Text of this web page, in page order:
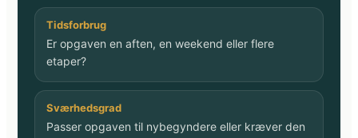
Tidsforbrug
Er opgaven en aften, en weekend eller flere
etaper?
Sværhedsgrad
Passer opgaven til nybegyndere eller kræver den